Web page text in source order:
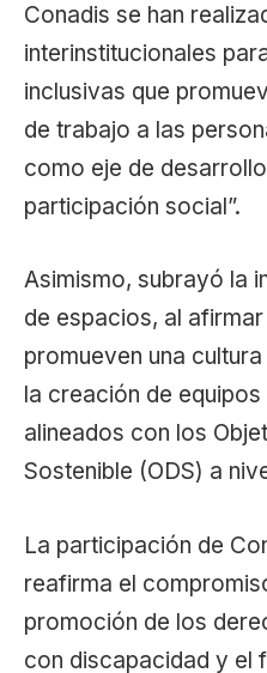
Conadis se han
interinstitucionales
inclusivas que
de trabajo a las
como eje de
participación social”.
Asimismo, subrayó la
de espacios, al
promueven una
la creación de
alineados con los
Sostenible (ODS) a
La participación de
reafirma el
promoción de los
con discapacidad y el